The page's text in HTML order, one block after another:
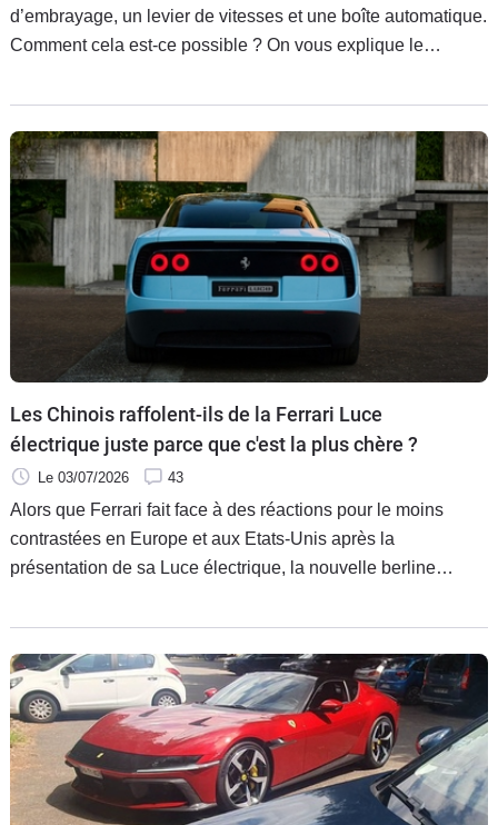
d’embrayage, un levier de vitesses et une boîte automatique.
Comment cela est-ce possible ? On vous explique le
marque au cheval cabré pour plaire à ceux qui trouvaient
que c’était mieux avant tout en rendant la boîte manuelle
plus polyvalente.
Les Chinois raffolent-ils de la Ferrari Luce
électrique juste parce que c'est la plus chère ?
Le 03/07/2026 43
Alors que Ferrari fait face à des réactions pour le moins
contrastées en Europe et aux Etats-Unis après la
présentation de sa Luce électrique, la nouvelle berline
en Chine. Plaît-elle là-bas juste parce qu’elle coûte plus cher
que les autres modèles de la gamme du constructeur ?